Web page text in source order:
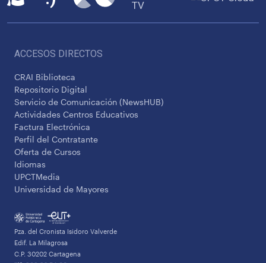
ACCESOS DIRECTOS
CRAI Biblioteca
Repositorio Digital
Servicio de Comunicación (NewsHUB)
Actividades Centros Educativos
Factura Electrónica
Perfil del Contratante
Oferta de Cursos
Idiomas
UPCTMedia
Universidad de Mayores
Pza. del Cronista Isidoro Valverde
Edif. La Milagrosa
C.P. 30202 Cartagena